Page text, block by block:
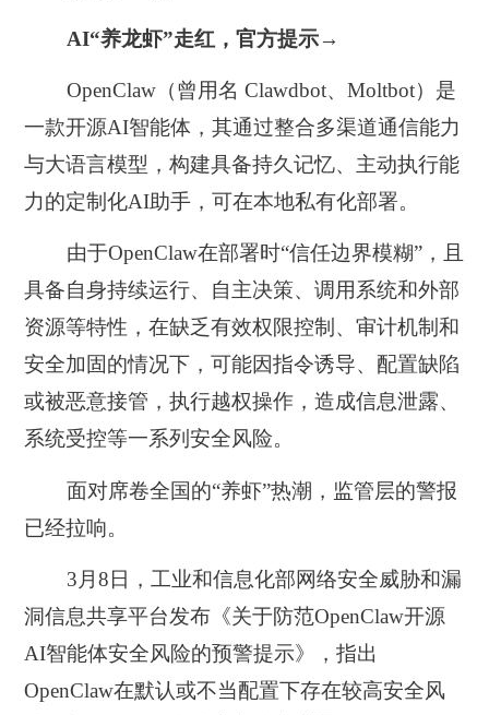
AI“养龙虾”走红，官方提示→
OpenClaw（曾用名 Clawdbot、Moltbot）是
一款开源AI智能体，其通过整合多渠道通信能力
与大语言模型，构建具备持久记忆、主动执行能
力的定制化AI助手，可在本地私有化部署。
由于OpenClaw在部署时“信任边界模糊”，且
具备自身持续运行、自主决策、调用系统和外部
资源等特性，在缺乏有效权限控制、审计机制和
安全加固的情况下，可能因指令诱导、配置缺陷
或被恶意接管，执行越权操作，造成信息泄露、
系统受控等一系列安全风险。
面对席卷全国的“养虾”热潮，监管层的警报
已经拉响。
3月8日， 工业和信息化部网络安全威胁和漏
洞信息共享平台发布《关于防范OpenClaw开源
AI智能体安全风险的预警提示》，指出
OpenClaw在默认或不当配置下存在较高安全风